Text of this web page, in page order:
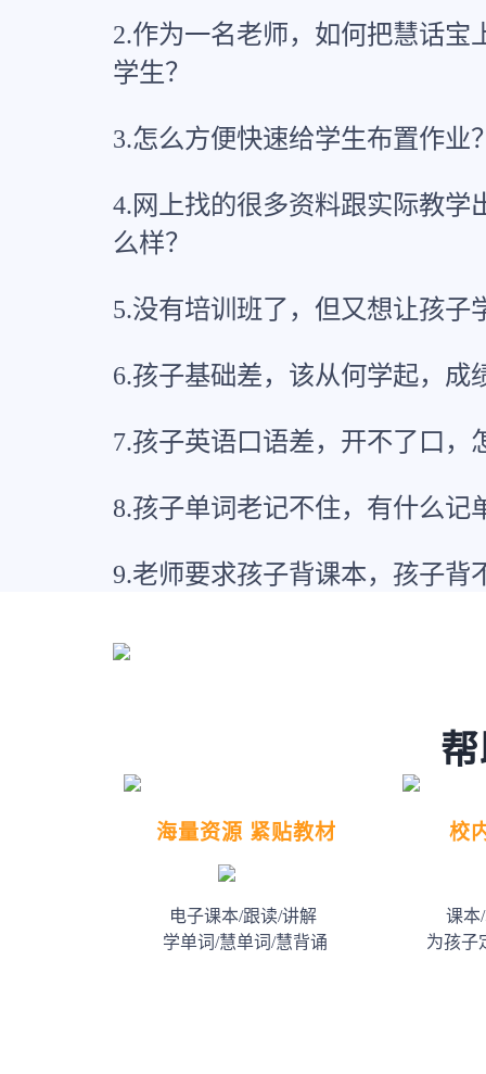
2.作为一名老师，如何把慧话宝
学生？
3.怎么方便快速给学生布置作业
4.网上找的很多资料跟实际教学
么样？
5.没有培训班了，但又想让孩子
6.孩子基础差，该从何学起，成
7.孩子英语口语差，开不了口，
8.孩子单词老记不住，有什么记
9.老师要求孩子背课本，孩子背
海量资源 紧贴教材
电子课本/跟读/讲解
学单词/慧单词/慧背诵
校
课本
为孩子